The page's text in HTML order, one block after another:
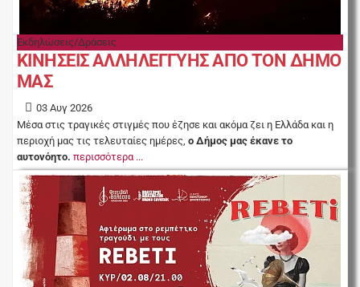
Εκδηλώσεις/Δράσεις
ΚΙΝΗΣΕΙΣ ΑΛΛΗΛΕΓΓΥΗΣ ΑΠΟ ΤΟΝ ΔΗΜΟ
ΜΑΣ
03 Αυγ 2026
Μέσα στις τραγικές στιγμές που έζησε και ακόμα ζει η Ελλάδα και η
περιοχή μας τις τελευταίες ημέρες, ο Δήμος μας έκανε το
αυτονόητο. περισσότερα ...